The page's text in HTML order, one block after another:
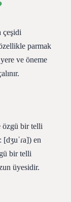
çeşidi
parmak
ve öneme
özgü bir telli
en
bir telli
üyesidir.